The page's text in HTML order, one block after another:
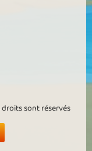
sont réservés